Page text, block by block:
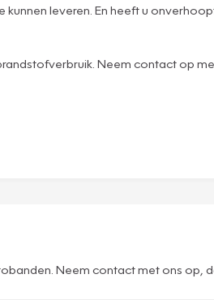
leveren. En heeft u
Neem contact op
Neem contact met ons op,